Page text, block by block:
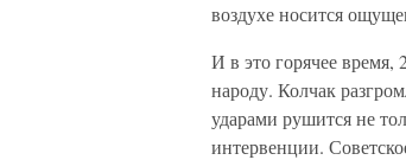
воздухе носится
И в это горячее
народу. Колчак
ударами рушится не
интервенции.